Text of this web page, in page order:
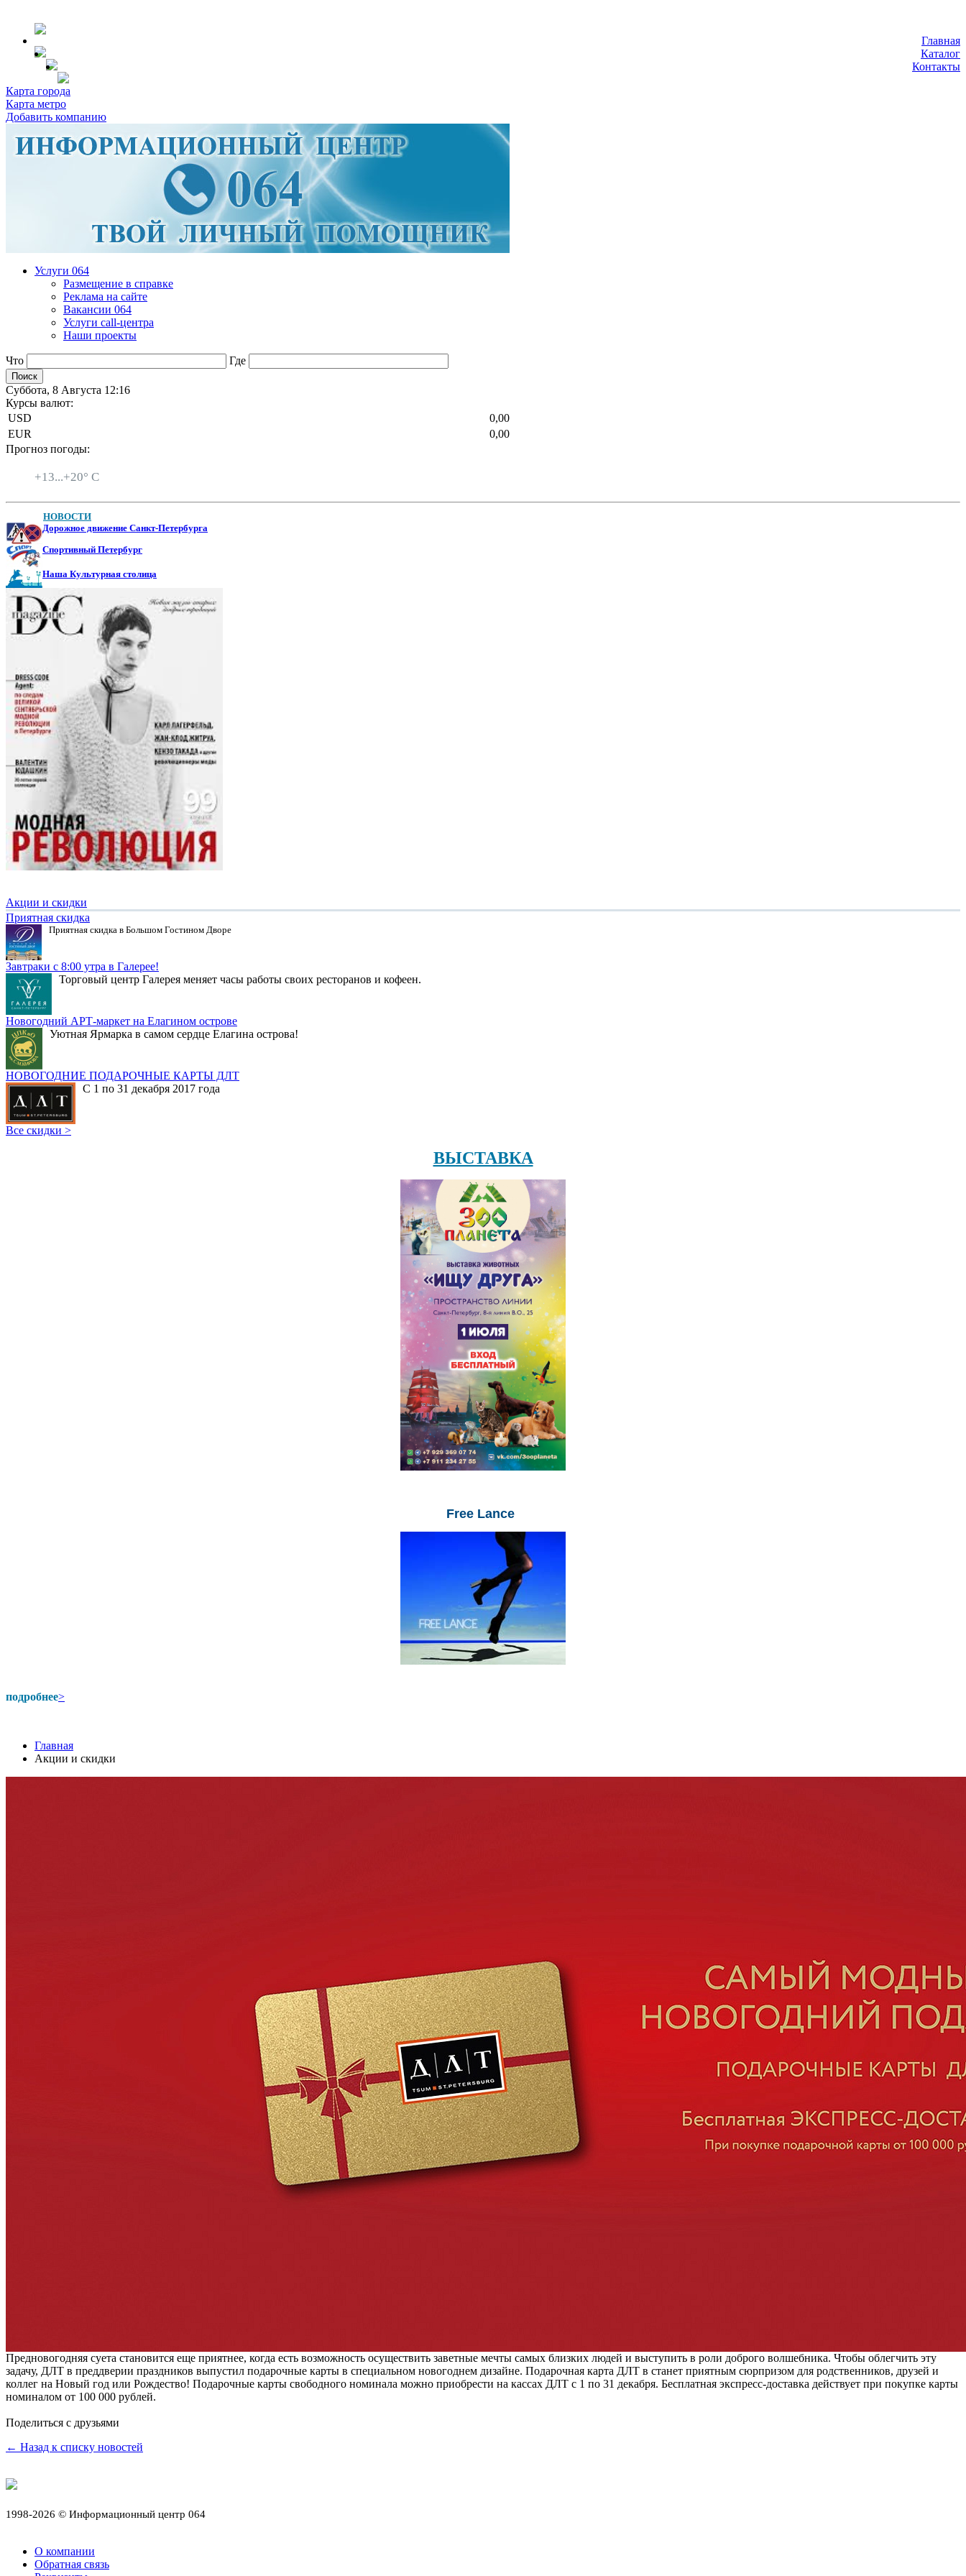
Главная
Каталог
Контакты
Карта города
Карта метро
Добавить компанию
Услуги 064
Размещение в справке
Реклама на сайте
Вакансии 064
Услуги call-центра
Наши проекты
Что Где
Суббота, 8 Августа 12:16
Курсы валют:
USD
0,00
EUR
0,00
Прогноз погоды:
+13...+20° C
НОВОСТИ
Дорожное движение Санкт-Петербурга
Спортивный Петербург
Наша Культурная столица
Акции и скидки
Приятная скидка
Приятная скидка в Большом Гостином Дворе
Завтраки с 8:00 утра в Галерее!
Торговый центр Галерея меняет часы работы своих ресторанов и кофеен.
Новогодний АРТ-маркет на Елагином острове
Уютная Ярмарка в самом сердце Елагина острова!
НОВОГОДНИЕ ПОДАРОЧНЫЕ КАРТЫ ДЛТ
С 1 по 31 декабря 2017 года
Все скидки >
ВЫСТАВКА
Free Lance
подробнее>
Главная
Акции и скидки
Предновогодняя суета становится еще приятнее, когда есть возможность осуществить заветные мечты самых близких людей и выступить в роли доброго волшебника. Чтобы облегчить эту
задачу, ДЛТ в преддверии праздников выпустил подарочные карты в специальном новогоднем дизайне. Подарочная карта ДЛТ в станет приятным сюрпризом для родственников, друзей и
коллег на Новый год или Рождество! Подарочные карты свободного номинала можно приобрести на кассах ДЛТ с 1 по 31 декабря. Бесплатная экспресс-доставка действует при покупке карты
номиналом от 100 000 рублей.
Поделиться с друзьями
← Назад к списку новостей
1998-2026 © Информационный центр 064
О компании
Обратная связь